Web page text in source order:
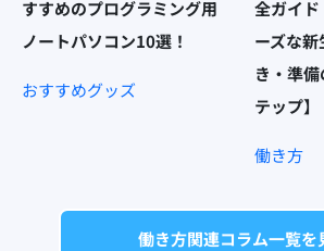
すすめのプログラミング用
ノートパソコン10選！
おすすめグッズ
全ガイ
ーズな
き・準
テップ】
働き方
働き方関連コラム一覧を